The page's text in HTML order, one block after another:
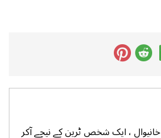
خانیوال ، ایک شخص ٹرین کے نیچے آکر